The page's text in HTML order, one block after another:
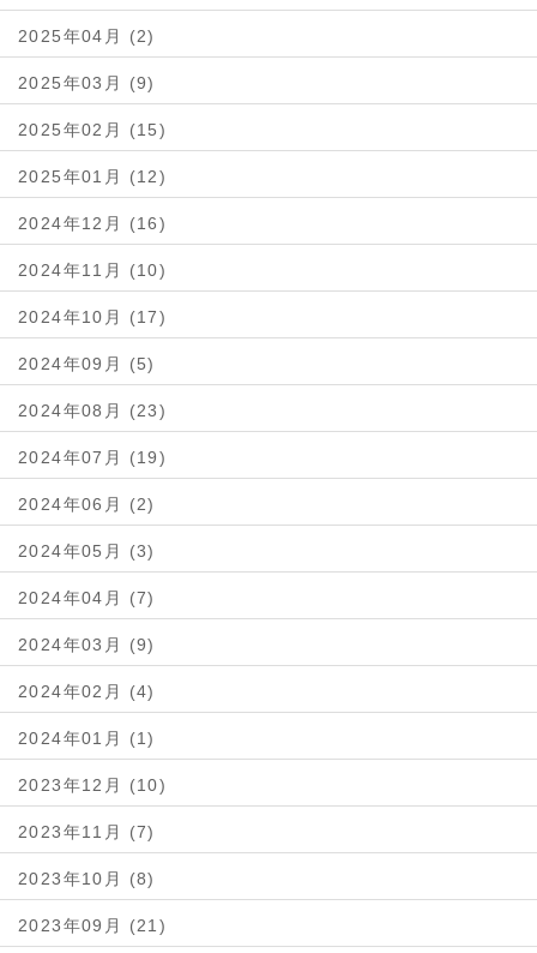
2025年04月 (2)
2025年03月 (9)
2025年02月 (15)
2025年01月 (12)
2024年12月 (16)
2024年11月 (10)
2024年10月 (17)
2024年09月 (5)
2024年08月 (23)
2024年07月 (19)
2024年06月 (2)
2024年05月 (3)
2024年04月 (7)
2024年03月 (9)
2024年02月 (4)
2024年01月 (1)
2023年12月 (10)
2023年11月 (7)
2023年10月 (8)
2023年09月 (21)